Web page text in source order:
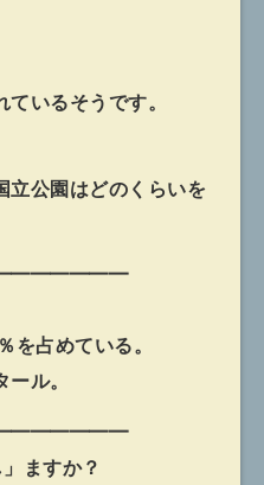
いるそうです。
立公園はどのくらいを
を占めている。
ル。
ますか？